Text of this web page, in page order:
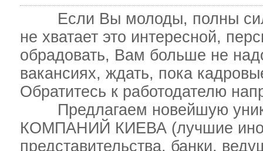
Если Вы молоды, полны сил,
не хватает это интересной,
обрадовать, Вам больше не
вакансиях, ждать, пока
Обратитесь к работодателю
Предлагаем новейшую
КОМПАНИЙ КИЕВА (лучшие
представительства, банки,